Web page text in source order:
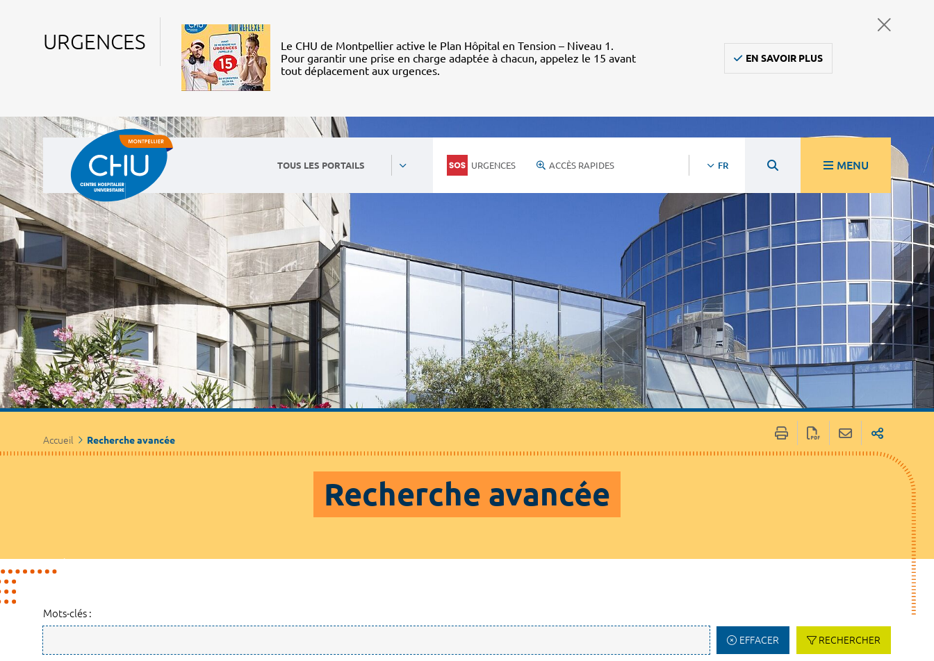
URGENCES
Le CHU de Montpellier active le Plan Hôpital en Tension – Niveau 1.
Pour garantir une prise en charge adaptée à chacun, appelez le 15 avant
tout déplacement aux urgences.
EN SAVOIR PLUS
TOUS LES PORTAILS URGENCES ACCÈS RAPIDES FR MENU
Accueil Recherche avancée
Recherche avancée
Mots-clés :
EFFACER RECHERCHER